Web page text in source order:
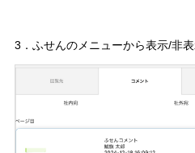
3．ふせんのメニューから表示/非